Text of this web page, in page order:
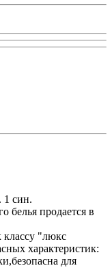
1 син.
белья продается в
классу "люкс
характеристик:
для